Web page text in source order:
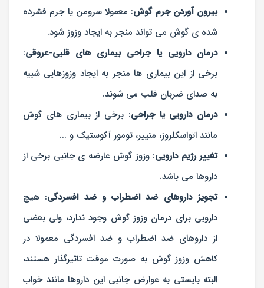
بیرون آوردن جرم گوش: معمولا سرومن یا جرم فشرده
شده ی گوش می تواند منجر به ایجاد وزوز شود.
درمان دارویی یا جراحی بیماری های قلبی-عروقی:
برخی از این بیماری ها منجر به ایجاد وزوزهایی شبیه
به صدای ضربان قلب می شوند.
درمان دارویی یا جراحی: برخی از بیماری های گوش
مانند اتواسکلروز، منییر، تومور آکوستیک و ...
تغییر رژیم دارویی: وزوز گوش عارضه ی جانبی برخی از
داروها می باشد.
تجویز داروهای ضد اضطراب و ضد افسردگی: هیچ
دارویی برای درمان وزوز گوش وجود ندارد، ولی بعضی
از داروهای ضد اضطراب و ضد افسردگی معمولا در
کاهش وزوز گوش به صورت موقت تاثیرگذار هستند،
البته بایستی به عوارض جانبی این داروها مانند خواب